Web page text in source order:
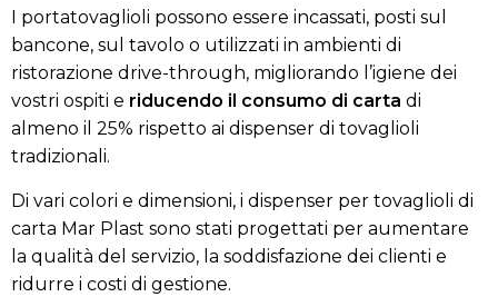
I portatovaglioli possono essere incassati, posti sul
bancone, sul tavolo o utilizzati in ambienti di
ristorazione drive-through, migliorando l’igiene dei
vostri ospiti e riducendo il consumo di carta di
almeno il 25% rispetto ai dispenser di tovaglioli
tradizionali.
Di vari colori e dimensioni, i dispenser per tovaglioli di
carta Mar Plast sono stati progettati per aumentare
la qualità del servizio, la soddisfazione dei clienti e
ridurre i costi di gestione.